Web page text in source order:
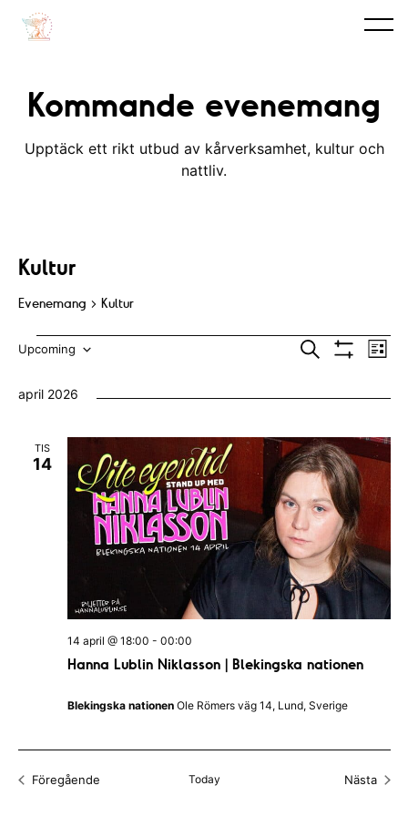
Kommande evenemang
Upptäck ett rikt utbud av kårverksamhet, kultur och
nattliv.
Kultur
Evenemang Kultur
Evenemang
E
n
e
m
a
n
g
S
ö
-
o
S
I
L
T
E
R
E
e
n
e
m
a
n
g
v
y
g
e
L
t
Upcoming
ä
april 2026
TIS
14
Hanna Lublin Niklasson | Blekingska nationen
14 april @ 18:00 - 00:00
Blekingska nationen Ole Römers väg 14, Lund, Sverige
Föregående
Today
Nästa